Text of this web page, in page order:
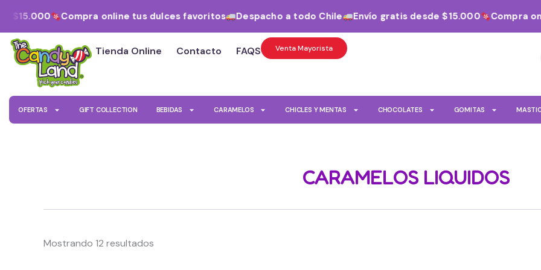
contenido
$15.000 Compra online tus dulces favoritos Despacho a todo Chile Envío gratis desde $15.000 Compra
Tienda Online Contacto FAQS Venta Mayorista
OFERTAS GIFT COLLECTION BEBIDAS CARAMELOS CHICLES Y MENTAS CHOCOLATES GOMITAS
CARAMELOS LIQUIDOS
Mostrando 12 resultados
por
los
últimos